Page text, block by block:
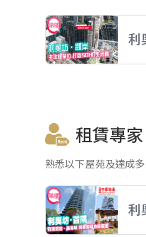
利
租賃專
熟悉以下屋苑及達成
利